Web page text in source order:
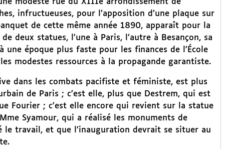
infructueuses, pour l’apposition d’une plaque sur
de cette même année 1890, apparaît pour la
deux statues, l’une à Paris, l’autre à Besançon, sa
époque plus faste pour les finances de l’École
modestes ressources à la propagande garantiste.
dans les combats pacifiste et féministe, est plus
de Paris ; c’est elle, plus que Destrem, qui est
Fourier ; c’est elle encore qui revient sur la statue
Syamour, qui a réalisé les monuments de
travail, et que l’inauguration devrait se situer au